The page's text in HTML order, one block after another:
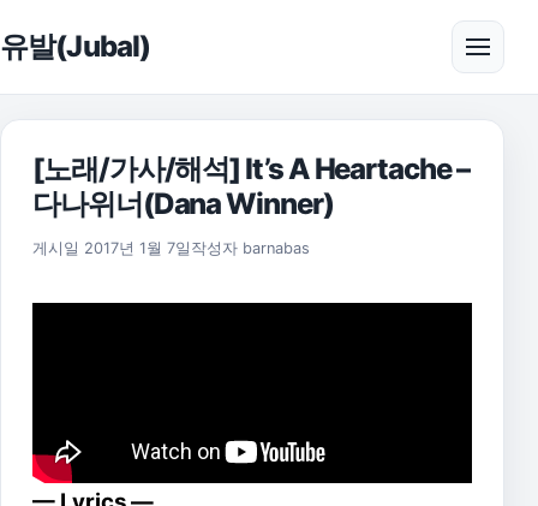
유발(Jubal) 메뉴
[노래/가사/해석] It’s A Heartache –
다나위너(Dana Winner)
게시일 2017년 1월 7일 2021년 7월 25일
작성자 barnabas